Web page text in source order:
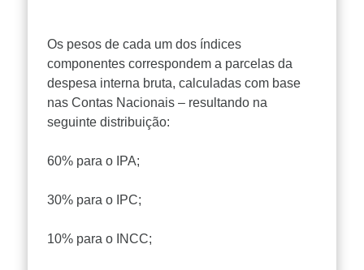
Os pesos de cada um dos índices
componentes correspondem a parcelas da
despesa interna bruta, calculadas com base
nas Contas Nacionais – resultando na
seguinte distribuição:
60% para o IPA;
30% para o IPC;
10% para o INCC;